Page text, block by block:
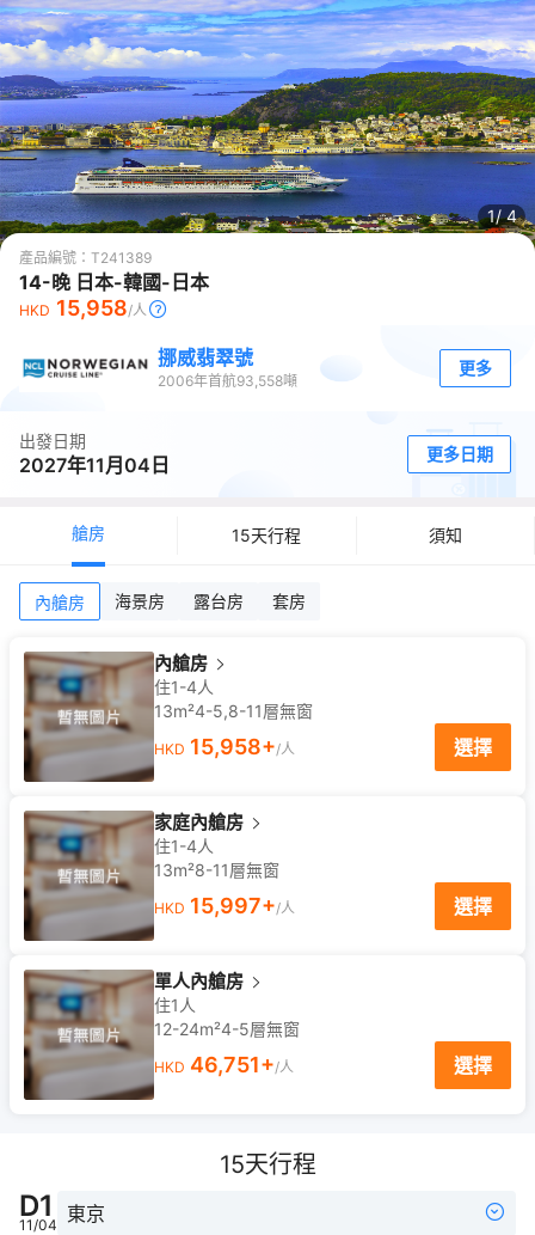
1/4
產品編號： T241389
14-晚 日本-韓國-日本
HKD 15,958/人
挪威翡翠號
2006年首航93,558噸
更多
出發日期
2027年11月04日 更多日期
艙房 15天行程 須知
內艙房 海景房 露台房 套房
內艙房
住1-4人
13m²4-5,8-11層無窗
HKD 15,958+/人 選擇
家庭內艙房
住1-4人
13m²8-11層無窗
HKD 15,997+/人 選擇
單人內艙房
住1人
12-24m²4-5層無窗
HKD 46,751+/人 選擇
15天行程
D1
11/04 東京